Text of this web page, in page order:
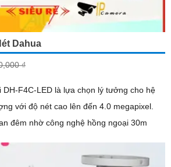
Dahua
₫
DH-F4C-LED là lựa chọn lý tưởng cho hệ
với độ nét cao lên đến 4.0 megapixel.
đêm nhờ công nghệ hồng ngoại 30m